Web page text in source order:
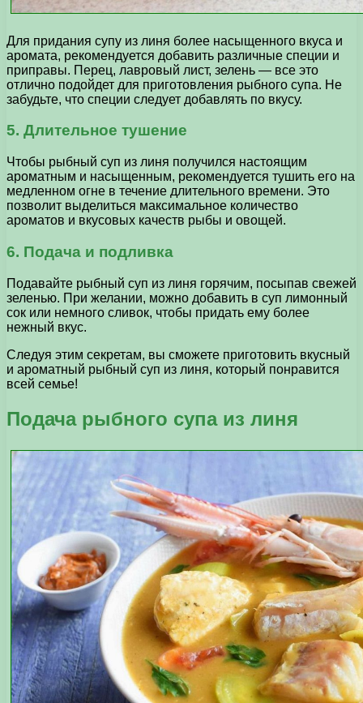
Для придания супу из линя более насыщенного вкуса и
аромата, рекомендуется добавить различные специи и
приправы. Перец, лавровый лист, зелень — все это
отлично подойдет для приготовления рыбного супа. Не
забудьте, что специи следует добавлять по вкусу.
5. Длительное тушение
Чтобы рыбный суп из линя получился настоящим
ароматным и насыщенным, рекомендуется тушить его на
медленном огне в течение длительного времени. Это
позволит выделиться максимальное количество
ароматов и вкусовых качеств рыбы и овощей.
6. Подача и подливка
Подавайте рыбный суп из линя горячим, посыпав свежей
зеленью. При желании, можно добавить в суп лимонный
сок или немного сливок, чтобы придать ему более
нежный вкус.
Следуя этим секретам, вы сможете приготовить вкусный
и ароматный рыбный суп из линя, который понравится
всей семье!
Подача рыбного супа из линя